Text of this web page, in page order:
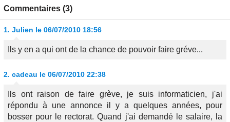
Commentaires (3)
1. Julien le 06/07/2010 18:56
Ils y en a qui ont de la chance de pouvoir faire gréve...
2. cadeau le 06/07/2010 22:38
Ils ont raison de faire grève, je suis informaticien, j'ai
répondu à une annonce il y a quelques années, pour
bosser pour le rectorat. Quand j'ai demandé le salaire, la